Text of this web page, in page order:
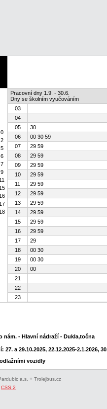
0
2
5
6
7
9
11
15
16
17
18
Pracovní dny 1.9. - 30.6.
Dny se školním vyučováním
03
04
05
30
06
00 30 59
07
29 59
08
29 59
09
29 59
10
29 59
11
29 59
12
29 59
13
29 59
14
29 59
15
29 59
16
29 59
17
29
18
00 30
19
00 30
20
00
21
22
23
nám. - Hlavní nádraží - Dukla,točna
a 29.10.2025, 22.12.2025-2.1.2026,
vozidly
a.s. + Trolejbus.cz
CSS 2